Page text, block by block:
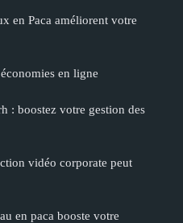
en Paca améliorent votre
en ligne
: boostez votre gestion des
vidéo corporate peut
en paca booste votre